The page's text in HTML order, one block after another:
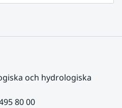
och hydrologiska
80 00